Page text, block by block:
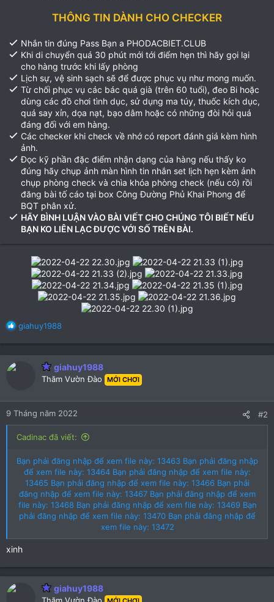
THÔNG TIN DÀNH CHO CHECKER
Nhắn tin đúng Pass Bạn a PHODACBIET.CLUB
Khi di chuyển quá 30 phút mới tới điểm hẹn thì hãy gọi lại
cho hàng trước khi lấy phòng
Lịch sự, vệ sinh sạch sẽ để được phục vụ như mong muốn.
Từ chối phục vụ các bác quá già (trên 60 tuổi), đeo Bi hoặc
dùng các đồ chơi tình dục, sử dụng ma túy, thuốc kích dục,
quá say xỉn, dọa nạt, bạo dâm hoặc có những đòi hỏi quá
đáng đối với em hàng.
Các checker khi check về nhớ có report đánh giá kèm hình
ảnh.
Đọc kỹ phần đặc điểm nhận dạng của hàng nếu thấy ko
đúng hãy chụp ảnh màn hình tin nhắn set lịch hẹn kèm ảnh
chụp phòng check và chìa khóa phòng check (nếu có) rồi
đăng bài tố cáo tại box Công Đường Phủ Khai Phong để
BQT phân xử.
HÃY BÌNH LUẬN VÀO BÀI VIẾT CHO CHÚNG TÔI BIẾT NẾU
BẠN KO LIÊN LẠC ĐƯỢC VỚI SỐ TRÊN BÀI.
R
c
n
s
:
giahuy1988
giahuy1988
Thăm Vườn Đào MỚI CHƠI
9 Tháng năm 2022 #2
Cadinac đã viết:
Bạn phải đăng nhập để xem file này: 13463 Bạn phải đăng nhập
để xem file này: 13464 Bạn phải đăng nhập để xem file này:
13465 Bạn phải đăng nhập để xem file này: 13466 Bạn phải
đăng nhập để xem file này: 13467 Bạn phải đăng nhập để xem
file này: 13468 Bạn phải đăng nhập để xem file này: 13469 Bạn
phải đăng nhập để xem file này: 13470 Bạn phải đăng nhập để
xem file này: 13472
xinh
giahuy1988